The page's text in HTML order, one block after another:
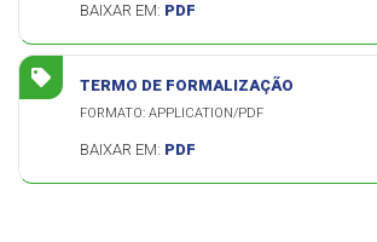
BAIXAR EM: PDF
TERMO DE FORMALIZAÇÃO
FORMATO: APPLICATION/PDF
BAIXAR EM: PDF